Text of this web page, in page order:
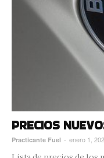
PRECIOS
Practicante Fuel - enero 1,